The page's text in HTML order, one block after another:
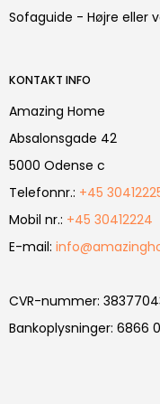
Sofaguide - Højre eller
KONTAKT INFO
Amazing Home
Absalonsgade 42
5000 Odense c
Telefonnr.: +45
Mobil nr.: +45 30412224
E-mail:
CVR-nummer:
Bankoplysninger: 6866